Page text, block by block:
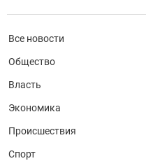
Все новости
Общество
Власть
Экономика
Происшествия
Спорт